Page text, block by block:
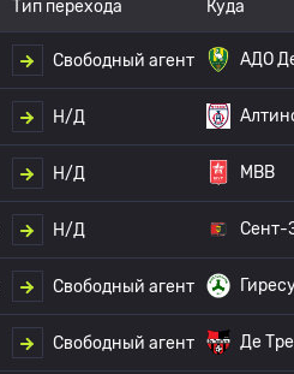
Тип перехода Куда
Свободный агент АДО
Н/Д
Н/Д МВВ
Н/Д Сент-
Свободный агент
Свободный агент Де